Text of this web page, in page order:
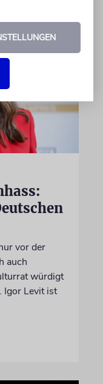
vor der
auch
würdigt
Igor Levit ist